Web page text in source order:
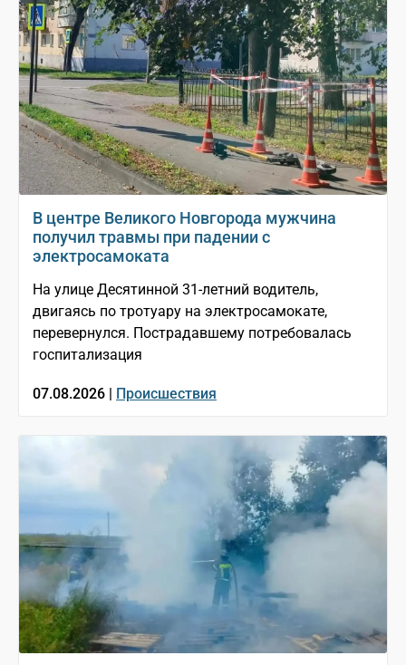
В центре Великого Новгорода мужчина
получил травмы при падении с
электросамоката
На улице Десятинной 31-летний водитель,
двигаясь по тротуару на электросамокате,
перевернулся. Пострадавшему потребовалась
госпитализация
07.08.2026 | Происшествия